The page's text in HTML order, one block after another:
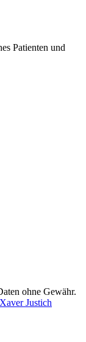
Patienten und
ohne Gewähr.
Justich